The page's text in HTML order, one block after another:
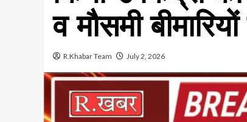
व मौसमी
R.Khabar Team July 2, 2026